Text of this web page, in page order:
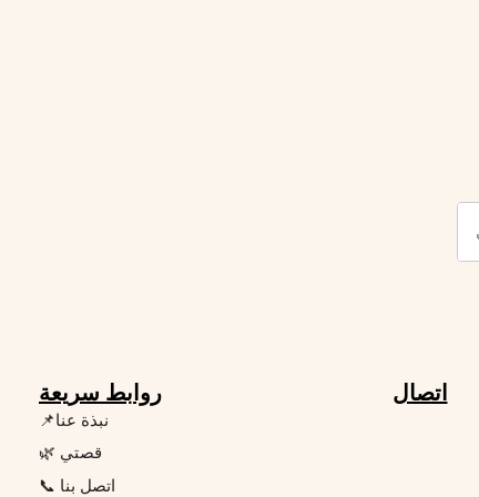
روابط سريعة
📌نبذة عنا
🌿 قصتي
📞 اتصل بنا
اتصال